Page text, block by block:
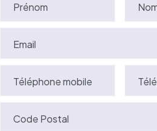
Prénom
Email
Téléphone mobile
Code Postal